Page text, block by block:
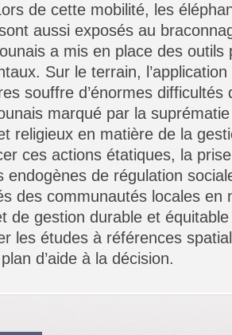
de cette mobilité, les
aussi exposés au
a mis en place des outils
Sur le terrain,
souffre d’énormes difficultés
marqué par la
religieux en matière de la
ces actions étatiques, la
endogènes de régulation
des communautés locales en
de gestion durable et
les études à références
d’aide à la décision.